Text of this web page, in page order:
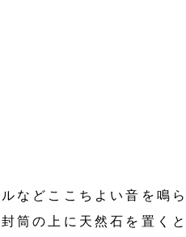
などここちよい音を鳴ら
筒の上に天然石を置くと